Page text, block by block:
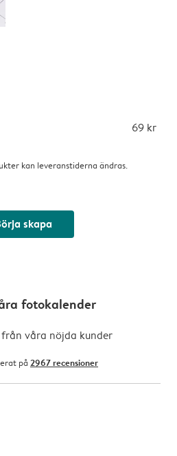
69 kr
kan leveranstiderna ändras.
skapa
fotokalender
våra nöjda kunder
på 2967 recensioner